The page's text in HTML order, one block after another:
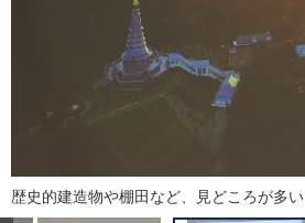
歴史的建造物や棚田など、見どころが多い